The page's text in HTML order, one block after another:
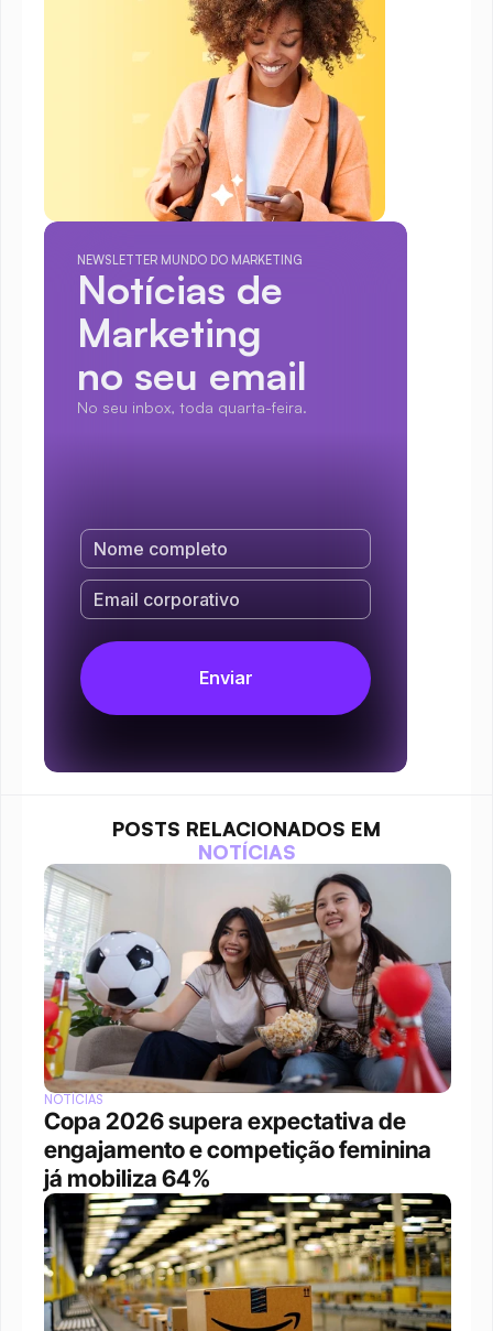
NEWSLETTER MUNDO DO MARKETING
Notícias de
Marketing
no seu email
No seu inbox, toda quarta-feira.
POSTS RELACIONADOS EM
NOTÍCIAS
NOTÍCIAS
Copa 2026 supera expectativa de
engajamento e competição feminina
já mobiliza 64%